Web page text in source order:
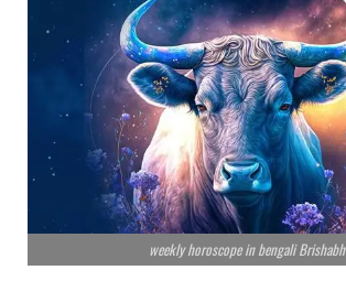
weekly horoscope in bengali Brishabh